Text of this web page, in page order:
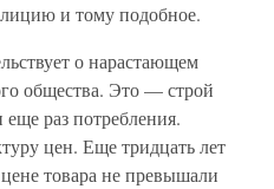
и тому подобное.
о нарастающем
общества. Это — строй
раз потребления.
цен. Еще тридцать лет
товара не превышали